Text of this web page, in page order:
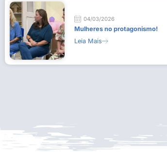
04/03/2026
Mulheres no protagonismo!
Leia Mais